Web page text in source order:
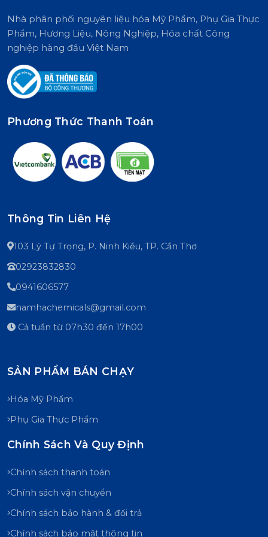
Nhà phân phối nguyên liệu hóa Mỹ Phẩm, Phụ Gia Thực
Phẩm, Hương Liệu, Nông Nghiệp, Hóa chất Công
nghiệp hàng đầu Việt Nam
Phương Thức Thanh Toán
Thông Tin Liên Hệ
103 Lý Tự Trọng, P. Ninh Kiều, TP. Cần Thơ
02923832830
0941606577
namhachemicals@gmail.com
Cả tuần từ 07h30 đến 17h00
SẢN PHẨM BÁN CHẠY
Hóa Mỹ Phẩm
Phụ Gia Thực Phẩm
Chính Sách Và Quy Định
Chính sách thanh toán
Chính sách vận chuyển
Chính sách bảo hành & đổi trả
Chính sách bảo mật thông tin